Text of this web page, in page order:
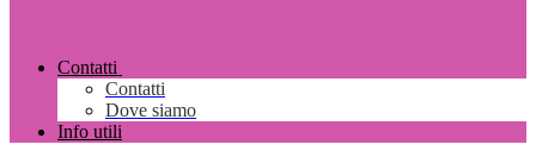
Contatti
Contatti
Dove siamo
Info utili